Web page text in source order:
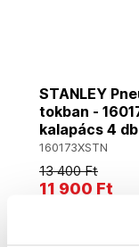
STANLEY
tokban -
kalapács 4
160173XSTN
13 400 Ft
11 900 Ft